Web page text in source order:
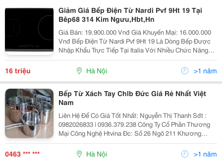
Giảm Giá Bếp Điện Từ Nardi Pvf 9Ht 19 Tại
Bêp68 314 Kim Ngưu,Hbt,Hn
Giá Bán: 19.900.000 Vnđ Giá Khuyến Mại: 16.000.000
Vnđ Bếp Điện Từ Nardi Pvf 9Ht 19 Là Dòng Bếp Được
Nhập Khẩu Trực Tiếp Tại Italia Với Nhiều Chức Năng
Ưu Việt Nhất Hiện Nay. Bếp Điện Từ Nardi Pvf 9Ht 19
Có Khả Năng Điều Khiển Cảm Ứ
16 triệu Hà Nội >1 năm
Bếp Từ Xách Tay Chlb Đức Giá Rẻ Nhất Việt
Nam
Liên Hệ Để Có Giá Tốt Nhất: Nguyễn Thị Thanh Sđt :
0982026833 | 0936.379.238 Công Ty Cổ Phần Thương
Mại Công Nghệ Htvina Đc: Số 26 Ngõ 211 Khương
Trung &Ndash; Thanh Xuân &Ndash; Hà Nội Yahoo
:Nguyenthanh6685 Website: Http://Sieuthiht.com
0463 *** *** Hà Nội >1 năm